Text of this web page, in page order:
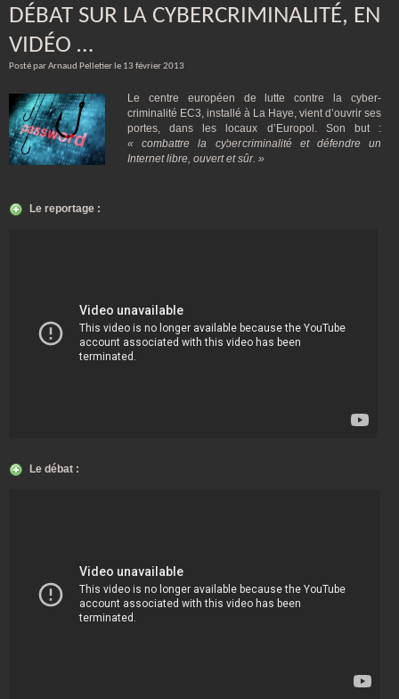
DÉBAT SUR LA CYBERCRIMINALITÉ, EN
VIDÉO …
Posté par Arnaud Pelletier le 13 février 2013
Le centre européen de lutte contre la cyber-
criminalité EC3, installé à La Haye, vient d’ouvrir ses
portes, dans les locaux d’Europol. Son but :
« combattre la cybercriminalité et défendre un
Internet libre, ouvert et sûr. »
Le reportage :
Le débat :